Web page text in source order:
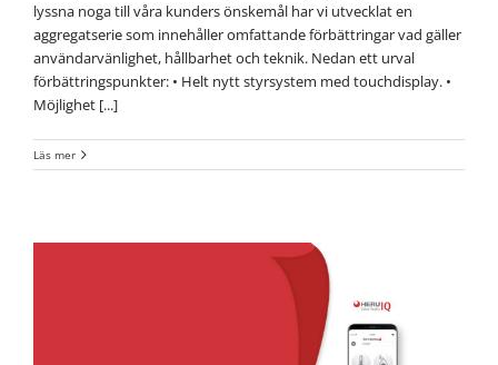
lyssna noga till våra kunders önskemål har vi utvecklat en
aggregatserie som innehåller omfattande förbättringar vad gäller
användarvänlighet, hållbarhet och teknik. Nedan ett urval
förbättringspunkter: • Helt nytt styrsystem med touchdisplay. •
Möjlighet [...]
Läs mer